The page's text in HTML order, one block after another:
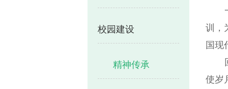
校园建设
精神传承
训，
国现
使岁